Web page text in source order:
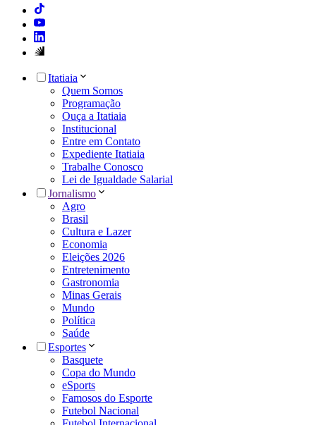
Itatiaia
Quem Somos
Programação
Ouça a Itatiaia
Institucional
Entre em Contato
Expediente Itatiaia
Trabalhe Conosco
Lei de Igualdade Salarial
Jornalismo
Agro
Brasil
Cultura e Lazer
Economia
Eleições 2026
Entretenimento
Gastronomia
Minas Gerais
Mundo
Política
Saúde
Esportes
Basquete
Copa do Mundo
eSports
Famosos do Esporte
Futebol Nacional